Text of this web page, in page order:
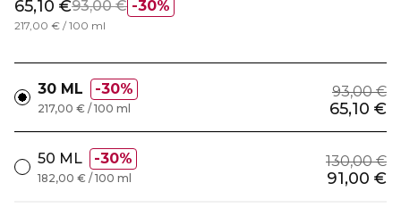
30%
65,10 €93,00 €
217,00 € / 100 ml
30 ML 30% 93,00 €
65,10 €
217,00 € / 100 ml
50 ML 30% 130,00 €
91,00 €
182,00 € / 100 ml